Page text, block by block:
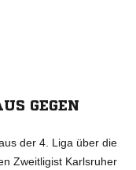
GEGEN
der 4. Liga über die
Zweitligist Karlsruher